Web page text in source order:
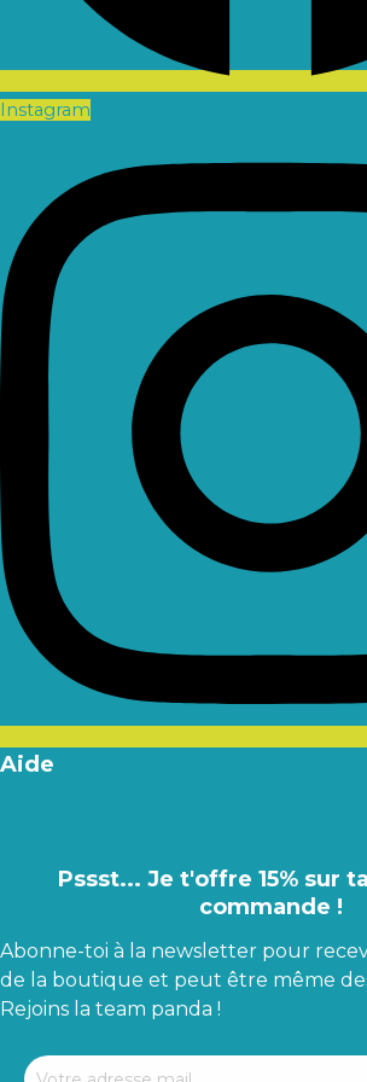
Instagram
Aide
Pssst... Je t'offre 15% sur
commande !
Abonne-toi à la newsletter pour
de la boutique et peut être même
Rejoins la team panda !